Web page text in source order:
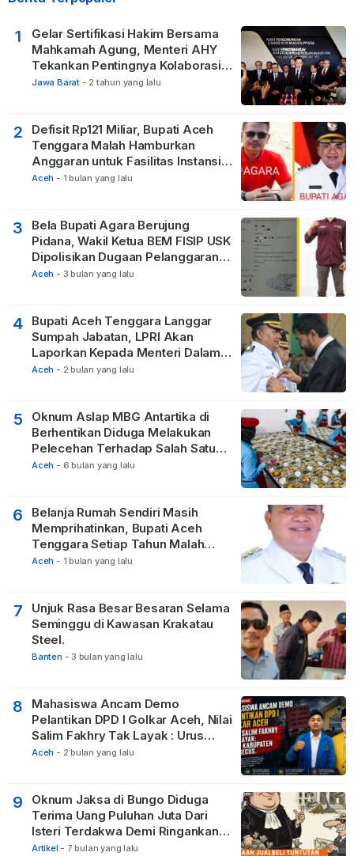
1
Gelar Sertifikasi Hakim Bersama
Mahkamah Agung, Menteri AHY
Tekankan Pentingnya Kolaborasi
untuk Hadirkan Keadilan bagi
Jawa Barat - 2 tahun yang lalu
2
Defisit Rp121 Miliar, Bupati Aceh
Tenggara Malah Hamburkan
Anggaran untuk Fasilitas Instansi
Vertikal
Aceh - 1 bulan yang lalu
3
Bela Bupati Agara Berujung
Pidana, Wakil Ketua BEM FISIP USK
Dipolisikan Dugaan Pelanggaran
Privasi dan UU ITE
Aceh - 3 bulan yang lalu
4
Bupati Aceh Tenggara Langgar
Sumpah Jabatan, LPRI Akan
Laporkan Kepada Menteri Dalam
Negeri
Aceh - 2 bulan yang lalu
5
Oknum Aslap MBG Antartika di
Berhentikan Diduga Melakukan
Pelecehan Terhadap Salah Satu
Relawan
Aceh - 6 bulan yang lalu
6
Belanja Rumah Sendiri Masih
Memprihatinkan, Bupati Aceh
Tenggara Setiap Tahun Malah
Membangun Pasilitas Rumah
Aceh - 1 bulan yang lalu
7
Unjuk Rasa Besar Besaran Selama
Seminggu di Kawasan Krakatau
Steel.
Banten - 3 bulan yang lalu
8
Mahasiswa Ancam Demo
Pelantikan DPD I Golkar Aceh, Nilai
Salim Fakhry Tak Layak : Urus
Kabupaten Tak Becus.
Aceh - 2 bulan yang lalu
9
Oknum Jaksa di Bungo Diduga
Terima Uang Puluhan Juta Dari
Isteri Terdakwa Demi Ringankan
Hukuman
Artikel - 7 bulan yang lalu